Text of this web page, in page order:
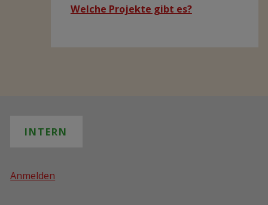
Welche Projekte gibt es?
INTERN
Anmelden